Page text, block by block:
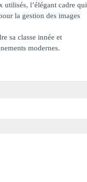
utilisés, l’élégant cadre qui
la gestion des images
sa classe innée et
modernes.